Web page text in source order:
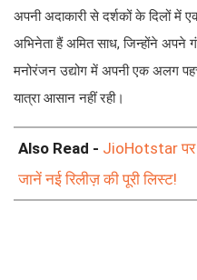
अपनी अदाकारी से दर्शकों के दिलों
अभिनेता हैं अमित साध, जिन्होंने अपने
मनोरंजन उद्योग में अपनी एक अलग
यात्रा आसान नहीं रही।
Also Read - JioHotstar पर
जानें नई रिलीज़ की पूरी लिस्ट!